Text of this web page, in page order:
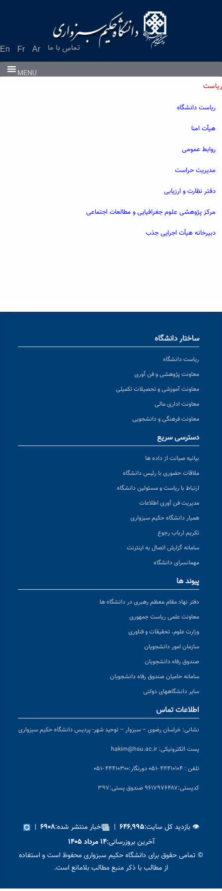
En Fr Ar تماس با ما
MENU
ریاست
ریاست دانشگاه
هیأت امنا
روابط عمومی
مدیریت حراست
دفتر نظارت و ارزیابی
مرکز پژوهشی علوم جغرافیایی و مطالعات اجتماعی
دبیرخانه هیأت اجرایی جذب
ساختار دانشگاه
ریاست دانشگاه
معاونت پژوهشی و فن آوری
معاونت آموزشی و تحصیلات تکمیلی
معاونت اداری مالی
معاونت فرهنگی و دانشجویی
دسترسی سریع
بیانیه صیانت از داده ها
ملاقات حضوری با رئیس دانشگاه
ارتباط با ریاست و مسئولین دانشگاه
مدیریت فن آوری اطلاعات
همیار دانشگاه حکیم سبزواری
تکریم ارباب رجوع
سامانه گزارش اتصال به اینترنت
مهمانسرای دانشگاه
پیوند ها
دفتر نهاد مقام معظم رهبری در دانشگاه ها
معاونت علمی ریاست جمهوری
وزارت علوم، تحقیقات و فناوری
سازمان امور دانشجویان
صندوق رفاه دانشجویان
سامانه حامیان صندوق رفاه دانشجویان
سایر دانشگاههای دولتی
اطلاعات تماس
نشانی: خراسان رضوی – سبزوار – توحید شهر- پردیس دانشگاه حکیم سبزواری
پست الکترونیکی: hakim@hsu.ac.ir
تلفن : ۴۴۴۱۰۱۰۴ -۰۵۱ دورنگار:۴۴۴۱۰۳۰۰ -۰۵۱
کدپستی:۹۶۱۷۹۷۶۴۸۷ صندوق پستی:۳۹۷
👁 بازدید کل سایت:۶۴۶,۹۹۵ | اخبار منتشر شده:۶۹۰۸ |
آخرین بروزرسانی:۱۴ مرداد ۱۴۰۵
© تمامی حقوق برای دانشگاه حکیم سبزواری محفوظ است و استفاده
از مطالب با ذکر منبع مطالب بلامانع است.